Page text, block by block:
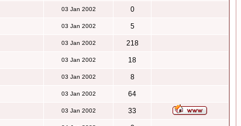
03 Jan 2002 0
03 Jan 2002 5
03 Jan 2002 218
03 Jan 2002 18
03 Jan 2002 8
03 Jan 2002 64
03 Jan 2002 33